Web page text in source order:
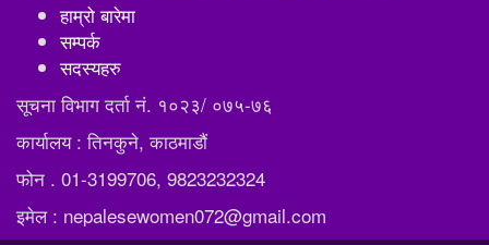
हाम्रो बारेमा
सम्पर्क
सदस्यहरु
सूचना विभाग दर्ता नं. १०२३/ ०७५-७६
कार्यालय : तिनकुने, काठमाडौं
फोन . 01-3199706, 9823232324
इमेल : nepalesewomen072@gmail.com